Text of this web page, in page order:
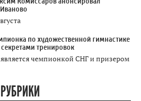
по художественной гимнастике
тренировок
чемпионкой СНГ и призером